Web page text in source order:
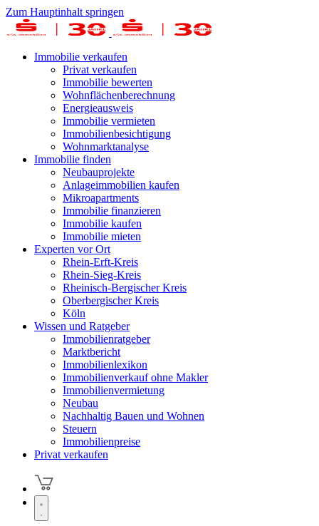
Zum Hauptinhalt springen
Immobilie verkaufen
Privat verkaufen
Immobilie bewerten
Wohnflächenberechnung
Energieausweis
Immobilie vermieten
Immobilienbesichtigung
Wohnmarktanalyse
Immobilie finden
Neubauprojekte
Anlageimmobilien kaufen
Mikroapartments
Immobilie finanzieren
Immobilie kaufen
Immobilie mieten
Experten vor Ort
Rhein-Erft-Kreis
Rhein-Sieg-Kreis
Rheinisch-Bergischer Kreis
Oberbergischer Kreis
Köln
Wissen und Ratgeber
Immobilienratgeber
Marktbericht
Immobilienlexikon
Immobilienverkauf ohne Makler
Immobilienvermietung
Neubau
Nachhaltig Bauen und Wohnen
Steuern
Immobilienpreise
Privat verkaufen